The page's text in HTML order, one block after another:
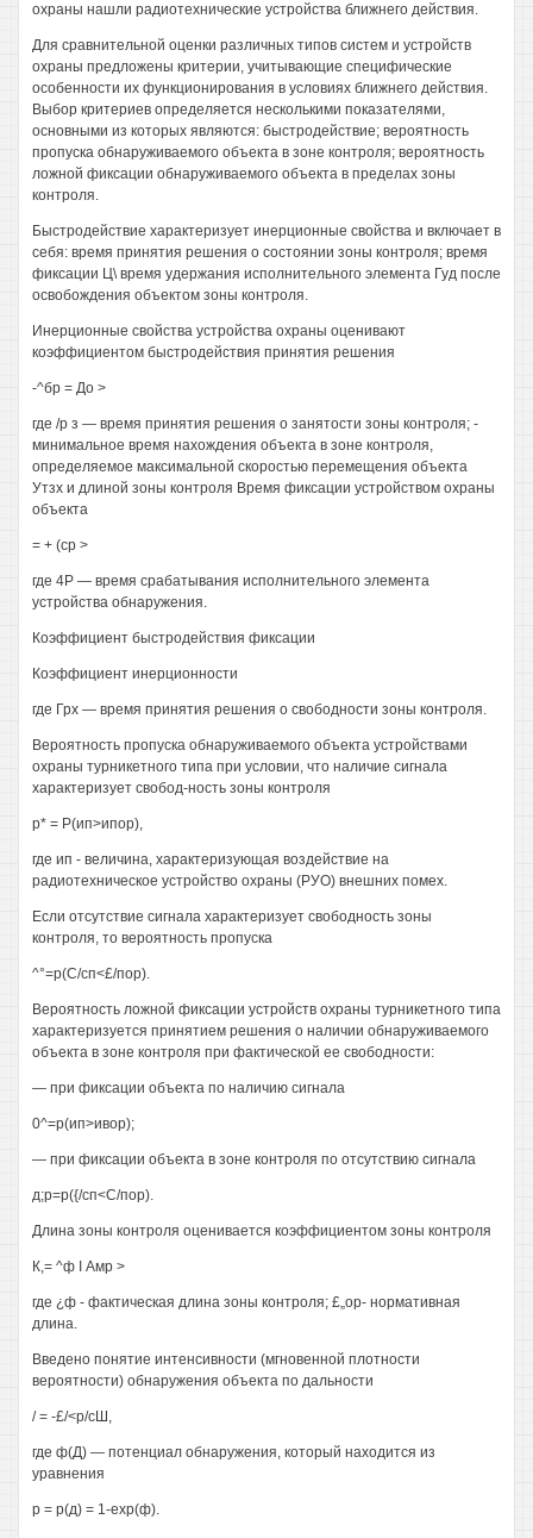
охраны нашли радиотехнические устройства ближнего действия.
Для сравнительной оценки различных типов систем и устройств
охраны предложены критерии, учитывающие специфические
особенности их функционирования в условиях ближнего действия.
Выбор критериев определяется несколькими показателями,
основными из которых являются: быстродействие; вероятность
пропуска обнаруживаемого объекта в зоне контроля; вероятность
ложной фиксации обнаруживаемого объекта в пределах зоны
контроля.
Быстродействие характеризует инерционные свойства и включает в
себя: время принятия решения о состоянии зоны контроля; время
фиксации Ц\ время удержания исполнительного элемента Гуд после
освобождения объектом зоны контроля.
Инерционные свойства устройства охраны оценивают
коэффициентом быстродействия принятия решения
-^бр = До >
где /р з — время принятия решения о занятости зоны контроля; -
минимальное время нахождения объекта в зоне контроля,
определяемое максимальной скоростью перемещения объекта
Утзх и длиной зоны контроля Время фиксации устройством охраны
объекта
= + (ср >
где 4Р — время срабатывания исполнительного элемента
устройства обнаружения.
Коэффициент быстродействия фиксации
Коэффициент инерционности
где Грх — время принятия решения о свободности зоны контроля.
Вероятность пропуска обнаруживаемого объекта устройствами
охраны турникетного типа при условии, что наличие сигнала
характеризует свобод-ность зоны контроля
р* = Р(ип>ипор),
где ип - величина, характеризующая воздействие на
радиотехническое устройство охраны (РУО) внешних помех.
Если отсутствие сигнала характеризует свободность зоны
контроля, то вероятность пропуска
^°=р(С/сп<£/пор).
Вероятность ложной фиксации устройств охраны турникетного типа
характеризуется принятием решения о наличии обнаруживаемого
объекта в зоне контроля при фактической ее свободности:
— при фиксации объекта по наличию сигнала
0^=р(ип>ивор);
— при фиксации объекта в зоне контроля по отсутствию сигнала
д;р=р({/сп<С/пор).
Длина зоны контроля оценивается коэффициентом зоны контроля
К,= ^ф I Амр >
где ¿ф - фактическая длина зоны контроля; £„ор- нормативная
длина.
Введено понятие интенсивности (мгновенной плотности
вероятности) обнаружения объекта по дальности
/ = -£/<р/сШ,
где ф(Д) — потенциал обнаружения, который находится из
уравнения
р = р(д) = 1-ехр(ф).